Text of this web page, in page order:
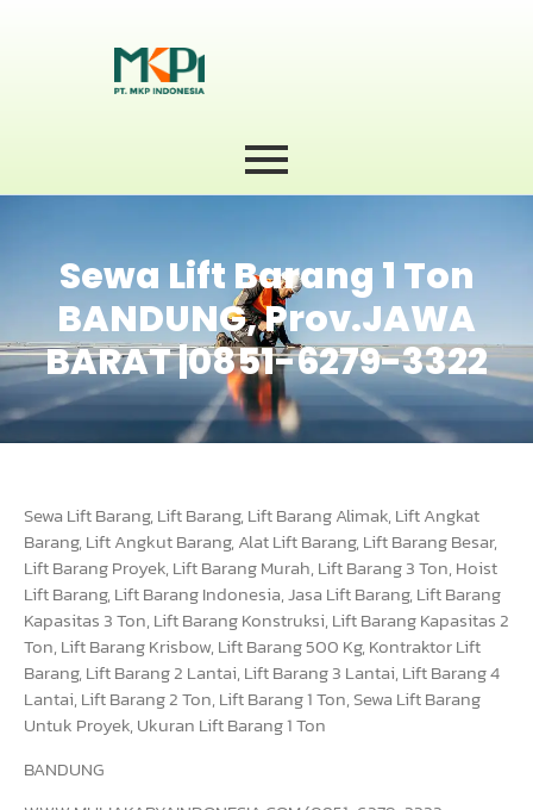
Sewa Lift Barang 1 Ton
BANDUNG, Prov.JAWA
BARAT |0851-6279-3322
Sewa Lift Barang, Lift Barang, Lift Barang Alimak, Lift Angkat
Barang, Lift Angkut Barang, Alat Lift Barang, Lift Barang Besar,
Lift Barang Proyek, Lift Barang Murah, Lift Barang 3 Ton, Hoist
Lift Barang, Lift Barang Indonesia, Jasa Lift Barang, Lift Barang
Kapasitas 3 Ton, Lift Barang Konstruksi, Lift Barang Kapasitas 2
Ton, Lift Barang Krisbow, Lift Barang 500 Kg, Kontraktor Lift
Barang, Lift Barang 2 Lantai, Lift Barang 3 Lantai, Lift Barang 4
Lantai, Lift Barang 2 Ton, Lift Barang 1 Ton, Sewa Lift Barang
Untuk Proyek, Ukuran Lift Barang 1 Ton
BANDUNG